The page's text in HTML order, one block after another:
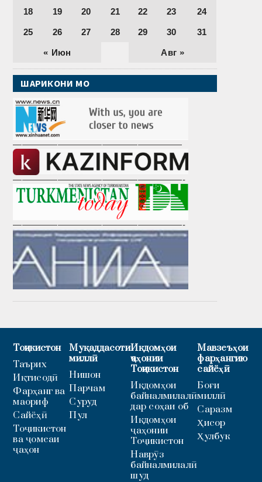
« Июн Авг »
18 19 20 21 22 23 24
25 26 27 28 29 30 31
ШАРИКОНИ МО
———————————————————
———————————————————-
———————————————————-
Тоҷикистон
Таърих
Иқтисодӣ
Фарҳанг ва
маориф
Сайёҳӣ
Тоҷикистон
ва ҷомеаи
ҷаҳон
Муқаддасоти
миллӣ
Нишон
Парчам
Суруд
Пул
Иқдомҳои
ҷаҳонии
Тоҷикистон
Иқдомҳои
байналмилалӣ
дар соҳаи об
Иқдомҳои
ҷаҳонии
Тоҷикистон
Наврӯз
байналмилалӣ
шуд
Мавзеъҳои
фарҳангию
сайёҳӣ
Боғи
миллӣ
Саразм
Ҳисор
Ҳулбук